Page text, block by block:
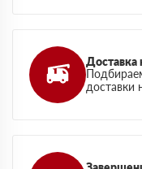
Доставка
доставки